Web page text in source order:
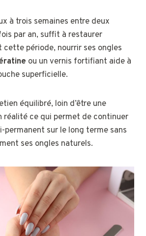
à trois semaines entre deux
par an, suffit à restaurer
cette période, nourrir ses ongles
ou un vernis fortifiant aide à
superficielle.
équilibré, loin d’être une
réalité ce qui permet de continuer
permanent sur le long terme sans
ses ongles naturels.